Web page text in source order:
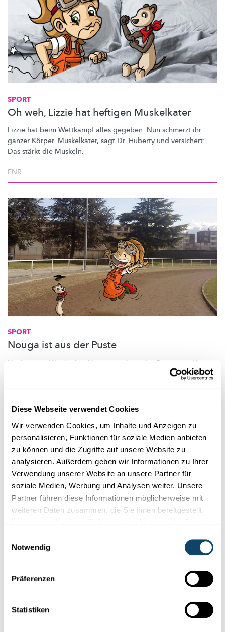
Diese Webseite verwendet Cookies
Wir verwenden Cookies, um Inhalte und Anzeigen zu
personalisieren, Funktionen für soziale Medien anbieten
zu können und die Zugriffe auf unsere Website zu
analysieren. Außerdem geben wir Informationen zu Ihrer
Verwendung unserer Website an unsere Partner für
soziale Medien, Werbung und Analysen weiter. Unsere
Partner führen diese Informationen möglicherweise mit
weiteren Daten zusammen, die Sie ihnen bereitgestellt
Notwendig
Präferenzen
Statistiken
SPORT
Oh weh, Lizzie hat heftigen Muskelkater
Lizzie hat beim Wettkampf alles gegeben. Nun schmerzt ihr
ganzer Körper. Muskelkater, sagt Dr. Huberty und versichert:
Das stärkt die Muskeln.
FNR
SPORT
Nouga ist aus der Puste
Nach einem Wettlauf ist Nouga total aus der Puste, sein Herz
klopft wie wild. Das ist ganz normal beruhigt Dr. Huberty und
FNR
Wie viele Kilometer laufen wir im Leben?
Durchschnitt 0,8 Meter beträgt, laufen wir 6 km pro Tag. Am
Ende eines 80-jährigen Lebens sind wir also wie weit gelaufen?